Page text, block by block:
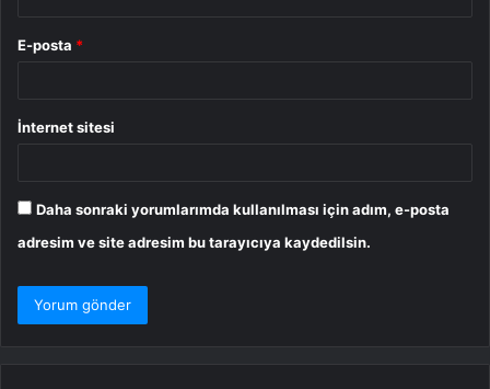
E-posta *
İnternet sitesi
Daha sonraki yorumlarımda kullanılması için adım, e-posta
adresim ve site adresim bu tarayıcıya kaydedilsin.